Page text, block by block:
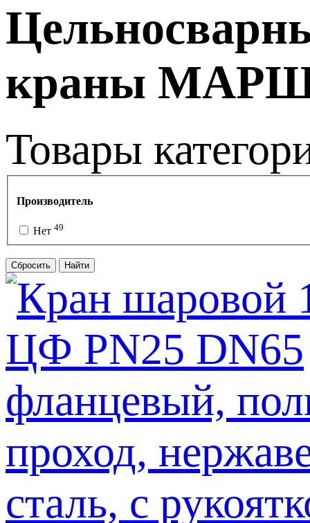
краны
Товары
Производитель
Нет 49
Сбросить Найти